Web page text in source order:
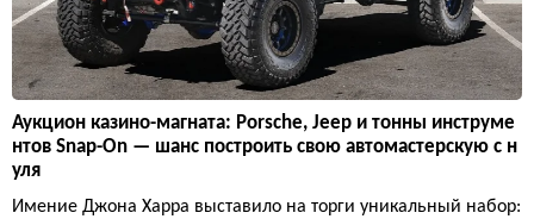
Аукцион казино-магната: Porsche, Jeep и тонны инструме
нтов Snap-On — шанс построить свою автомастерскую с н
уля
Имение Джона Харра выставило на торги уникальный набор: